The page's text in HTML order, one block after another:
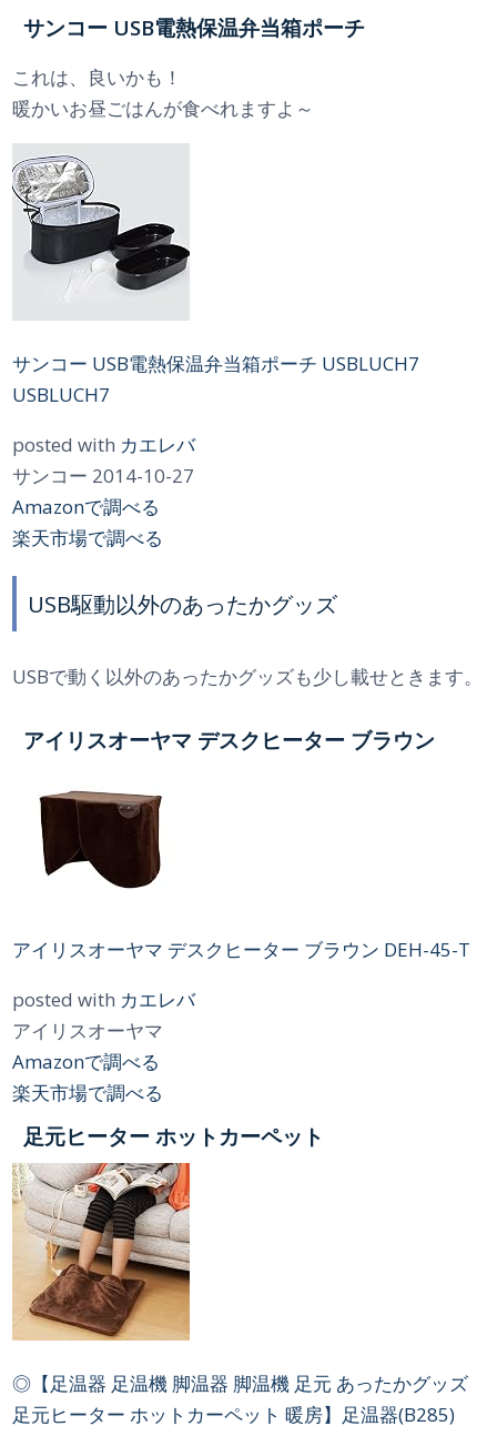
サンコー USB電熱保温弁当箱ポーチ
これは、良いかも！
暖かいお昼ごはんが食べれますよ～
サンコー USB電熱保温弁当箱ポーチ USBLUCH7
USBLUCH7
posted with カエレバ
サンコー 2014-10-27
Amazonで調べる
楽天市場で調べる
USB駆動以外のあったかグッズ
USBで動く以外のあったかグッズも少し載せときます。
アイリスオーヤマ デスクヒーター ブラウン
アイリスオーヤマ デスクヒーター ブラウン DEH-45-T
posted with カエレバ
アイリスオーヤマ
Amazonで調べる
楽天市場で調べる
足元ヒーター ホットカーペット
◎【足温器 足温機 脚温器 脚温機 足元 あったかグッズ
足元ヒーター ホットカーペット 暖房】足温器(B285)